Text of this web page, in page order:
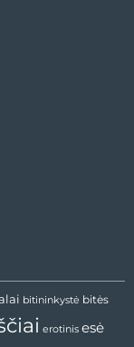
bitininkystė bitės
erotinis esė